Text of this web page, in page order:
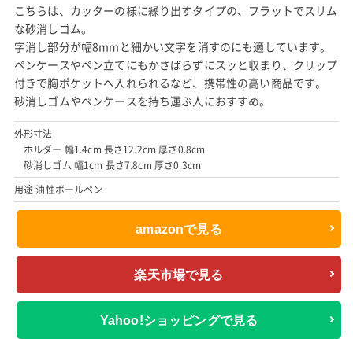
こちらは、カッターの様に繰り出すタイプの、フラットでスリム
な砂消しゴム。
字消し部分が幅8mmと細かい文字を消すのにも適しています。
ペンケースやペン立てにもかさばらずにスッと収まり、クリップ
付きで胸ポケットへ入れられるなど、携帯性の高い商品です。
砂消しゴムやペンケースを持ち運ぶ人におすすめ。
外形寸法
ホルダー 幅1.4cm 長さ12.2cm 厚さ0.8cm
砂消しゴム 幅1cm 長さ7.8cm 厚さ0.3cm
用途 油性ボールペン
amazonで見る
楽天市場で見る
Yahoo!ショッピングで見る